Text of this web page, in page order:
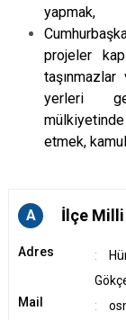
yapmak,
projeler
yerleri
etmek,
A İlçe
Adres
Mail